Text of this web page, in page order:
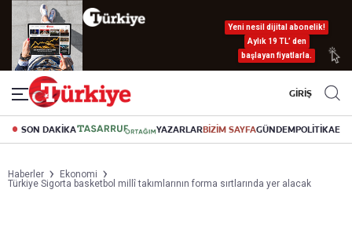
Yeni nesil dijital abonelik!
Aylık 19 TL’ den
başlayan fiyatlarla.
GİRİŞ
SON DAKİKA YAZARLARBİZİM SAYFAGÜNDEMPOLİTİKA
Haberler
Ekonomi
Türkiye Sigorta basketbol millî takımlarının forma sırtlarında yer alacak